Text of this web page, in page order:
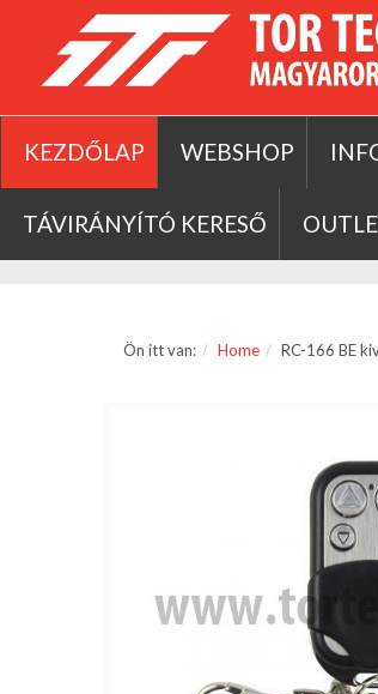
KEZDŐLAP WEBSHOP
TÁVIRÁNYÍTÓ KERESŐ
Ön itt van: Home RC-166 BE